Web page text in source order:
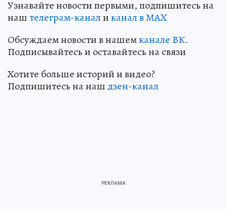
Узнавайте новости первыми, подпишитесь на
наштелеграм-каналиканал в МАХ
Обсуждаем новости в нашемканале ВК.
Подписывайтесь и оставайтесь на связи
Хотите больше историй и видео?
Подпишитесь на наш дзен-канал